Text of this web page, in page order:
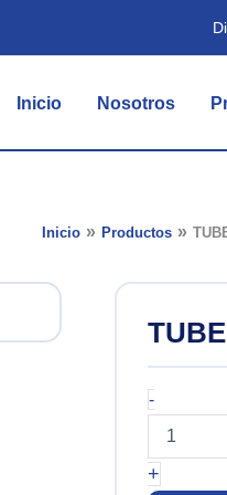
Inicio Nosotros
Inicio Productos
-TUBERIAS
Y
CONDUIT.
cantidad
+